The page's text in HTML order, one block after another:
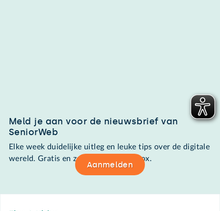
Meld je aan voor de nieuwsbrief van
SeniorWeb
Elke week duidelijke uitleg en leuke tips over de digitale
wereld. Gratis en zomaar in de mailbox.
Aanmelden